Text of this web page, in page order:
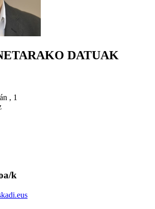
DATUAK
, 1
k